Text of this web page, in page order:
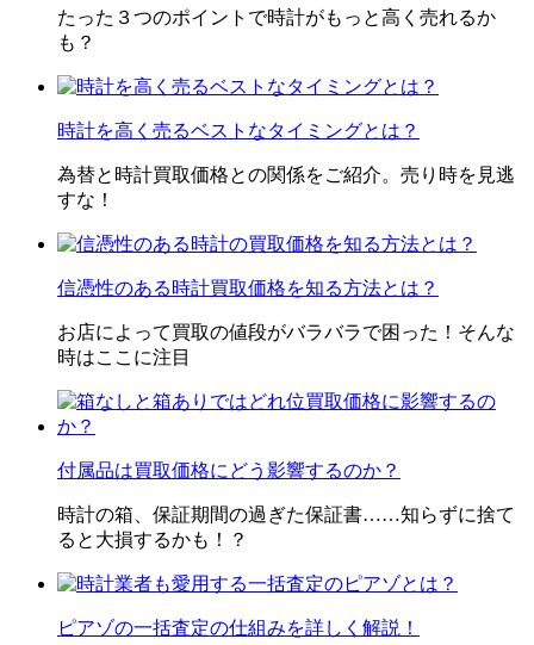
たった３つのポイントで時計がもっと高く売れるか
も？
時計を高く売るベストなタイミングとは？
為替と時計買取価格との関係をご紹介。売り時を見逃
すな！
信憑性のある時計買取価格を知る方法とは？
お店によって買取の値段がバラバラで困った！そんな
時はここに注目
付属品は買取価格にどう影響するのか？
時計の箱、保証期間の過ぎた保証書……知らずに捨て
ると大損するかも！？
ピアゾの一括査定の仕組みを詳しく解説！